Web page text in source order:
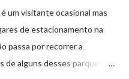
um visitante ocasional mas
de estacionamento na
passa por recorrer a
de alguns desses parques de